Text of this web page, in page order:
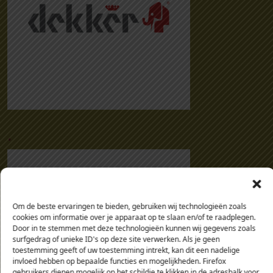
Om de beste ervaringen te bieden, gebruiken wij technologieën zoals
cookies om informatie over je apparaat op te slaan en/of te raadplegen.
Door in te stemmen met deze technologieën kunnen wij gegevens zoals
surfgedrag of unieke ID's op deze site verwerken. Als je geen
toestemming geeft of uw toestemming intrekt, kan dit een nadelige
invloed hebben op bepaalde functies en mogelijkheden. Firefox
.